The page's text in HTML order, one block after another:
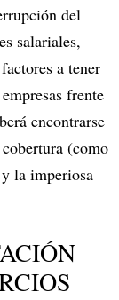
del
salariales,
a tener
frente
encontrarse
(como
la imperiosa